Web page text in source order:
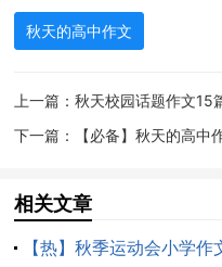
是幸福。。了解这些的
落叶，望见了离雁，于是
那么你的人生也必定暗谈
观念之间的差异。
秋天的高中作文
上一篇：秋天校园话题作文15
下一篇：
【必备】秋天的高中
相关文章
【热】秋季运动会小学作